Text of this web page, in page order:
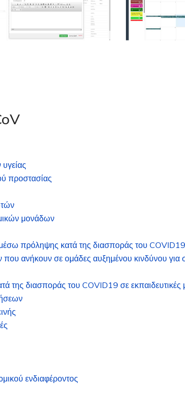
προστασίας
μονάδων
πρόληψης κατά της διασποράς του
που ανήκουν σε ομάδες αυξημένου κινδύνου
της διασποράς του COVID19 σε εκπαιδευτικές
ενδιαφέροντος